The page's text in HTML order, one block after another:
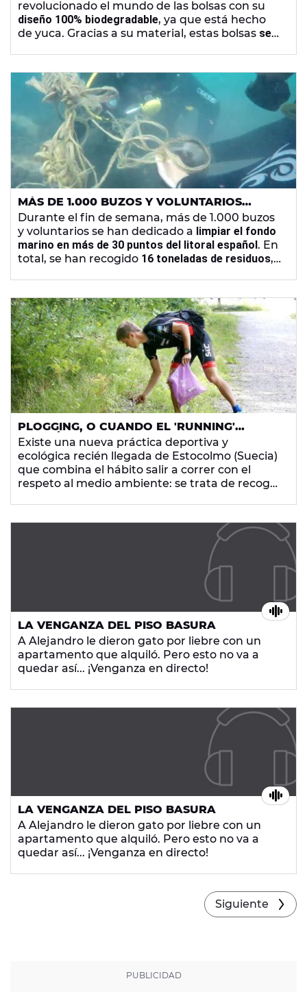
revolucionado el mundo de las bolsas con su
diseño 100% biodegradable, ya que está hecho
de yuca. Gracias a su material, estas bolsas se
MÁS DE 1.000 BUZOS Y VOLUNTARIOS
RETIRAN 16 TONELADAS DE BASURA DEL
FONDO DEL MAR
Durante el fin de semana, más de 1.000 buzos
y voluntarios se han dedicado a limpiar el fondo
marino en más de 30 puntos del litoral español. En
total, se han recogido 16 toneladas de residuos,
fauna.
PLOGGING, O CUANDO EL 'RUNNING'
ADEMÁS AYUDA A CUIDAR EL MEDIO
AMBIENTE
Existe una nueva práctica deportiva y
ecológica recién llegada de Estocolmo (Suecia)
que combina el hábito salir a correr con el
respeto al medio ambiente: se trata de recoger
LA VENGANZA DEL PISO BASURA
A Alejandro le dieron gato por liebre con un
apartamento que alquiló. Pero esto no va a
quedar así... ¡Venganza en directo!
LA VENGANZA DEL PISO BASURA
A Alejandro le dieron gato por liebre con un
apartamento que alquiló. Pero esto no va a
quedar así... ¡Venganza en directo!
Siguiente